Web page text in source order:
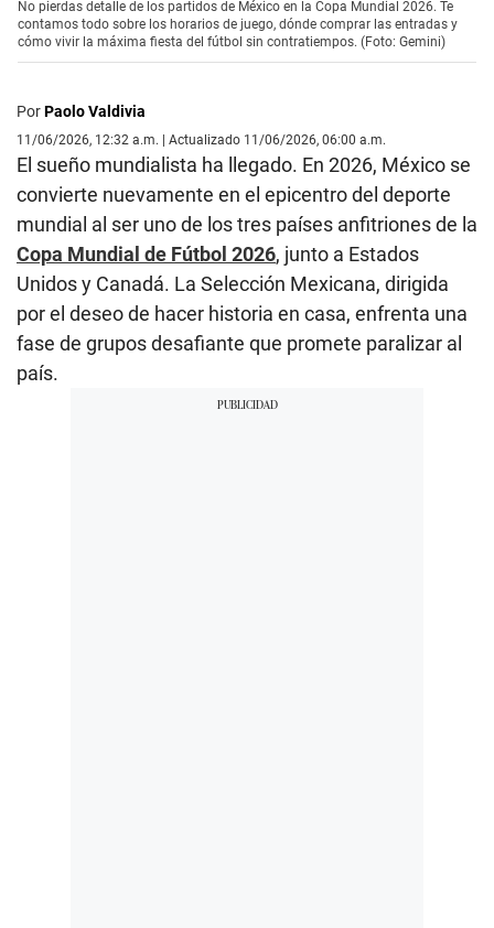
No pierdas detalle de los partidos de México en la Copa Mundial 2026. Te
contamos todo sobre los horarios de juego, dónde comprar las entradas y
cómo vivir la máxima fiesta del fútbol sin contratiempos. (Foto: Gemini)
PorPaolo Valdivia
11/06/2026, 12:32 a.m. | Actualizado 11/06/2026, 06:00 a.m.
El sueño mundialista ha llegado. En 2026, México se
convierte nuevamente en el epicentro del deporte
mundial al ser uno de los tres países anfitriones de la
Copa Mundial de Fútbol 2026, junto a Estados
Unidos y Canadá. La Selección Mexicana, dirigida
por el deseo de hacer historia en casa, enfrenta una
fase de grupos desafiante que promete paralizar al
país.